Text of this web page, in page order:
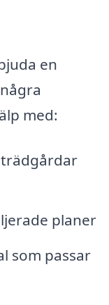
en
med:
trädgårdar
planer
som passar